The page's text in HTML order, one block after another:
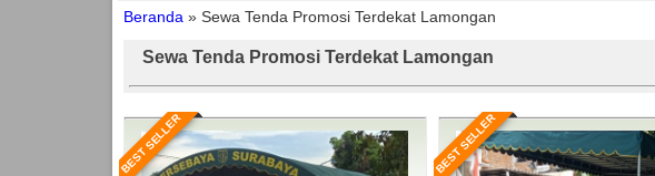
Beranda » Sewa Tenda Promosi Terdekat Lamongan
Sewa Tenda Promosi Terdekat Lamongan
BEST SELLER BEST SELLER